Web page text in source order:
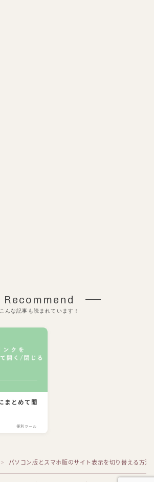
Recommend
こんな記事も読まれています！
まとめて開
便利ツール
＞ パソコン版とスマホ版のサイト表示を切り替える方法